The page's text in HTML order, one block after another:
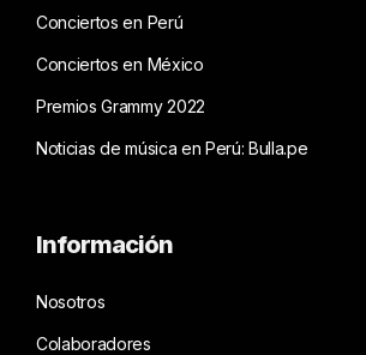
Conciertos en Perú
Conciertos en México
Premios Grammy 2022
Noticias de música en Perú: Bulla.pe
Información
Nosotros
Colaboradores